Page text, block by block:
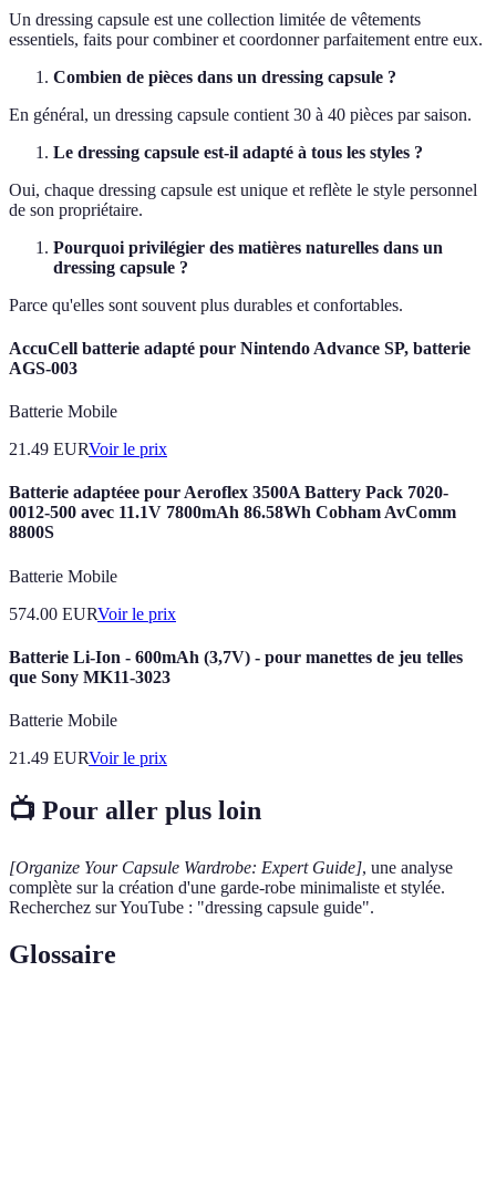
Un dressing capsule est une collection limitée de vêtements
essentiels, faits pour combiner et coordonner parfaitement entre eux.
Combien de pièces dans un dressing capsule ?
En général, un dressing capsule contient 30 à 40 pièces par saison.
Le dressing capsule est-il adapté à tous les styles ?
Oui, chaque dressing capsule est unique et reflète le style personnel
de son propriétaire.
Pourquoi privilégier des matières naturelles dans un
dressing capsule ?
Parce qu'elles sont souvent plus durables et confortables.
AccuCell batterie adapté pour Nintendo Advance SP, batterie
AGS-003
Batterie Mobile
21.49 EURVoir le prix
Batterie adaptéee pour Aeroflex 3500A Battery Pack 7020-
0012-500 avec 11.1V 7800mAh 86.58Wh Cobham AvComm
8800S
Batterie Mobile
574.00 EURVoir le prix
Batterie Li-Ion - 600mAh (3,7V) - pour manettes de jeu telles
que Sony MK11-3023
Batterie Mobile
21.49 EURVoir le prix
📺 Pour aller plus loin
[Organize Your Capsule Wardrobe: Expert Guide], une analyse
complète sur la création d'une garde-robe minimaliste et stylée.
Recherchez sur YouTube : "dressing capsule guide".
Glossaire